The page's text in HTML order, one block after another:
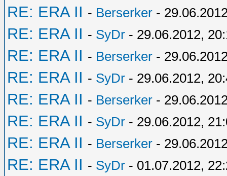
RE: ERA II - Berserker -
RE: ERA II - SyDr - 29.06.2012,
RE: ERA II - Berserker -
RE: ERA II - SyDr - 29.06.2012,
RE: ERA II - Berserker -
RE: ERA II - SyDr - 29.06.2012,
RE: ERA II - Berserker -
RE: ERA II - SyDr - 01.07.2012,